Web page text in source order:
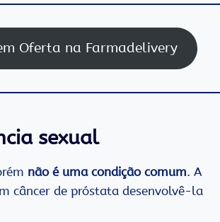
Oferta na Farmadelivery
sexual
não é uma condição comum. A
câncer de próstata desenvolvê-la